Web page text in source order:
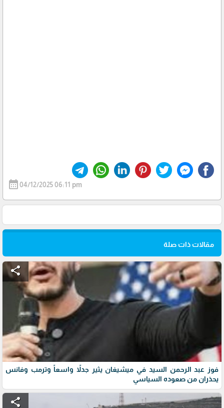
calendar_month04/12/2025 06:11 pm
مقالات ذات صلة
share
فوز عبد الرحمن السيد في ميشيغان يثير جدلاً واسعاً وترمب وفانس
يحذران من صعوده السياسي
share